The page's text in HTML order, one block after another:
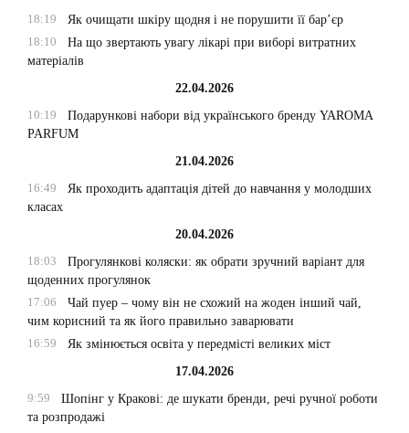
18:19
Як очищати шкіру щодня і не порушити її бар’єр
18:10
На що звертають увагу лікарі при виборі витратних
матеріалів
22.04.2026
10:19
Подарункові набори від українського бренду YAROMA
PARFUM
21.04.2026
16:49
Як проходить адаптація дітей до навчання у молодших
класах
20.04.2026
18:03
Прогулянкові коляски: як обрати зручний варіант для
щоденних прогулянок
17:06
Чай пуер – чому він не схожий на жоден інший чай,
чим корисний та як його правильно заварювати
16:59
Як змінюється освіта у передмісті великих міст
17.04.2026
9:59
Шопінг у Кракові: де шукати бренди, речі ручної роботи
та розпродажі